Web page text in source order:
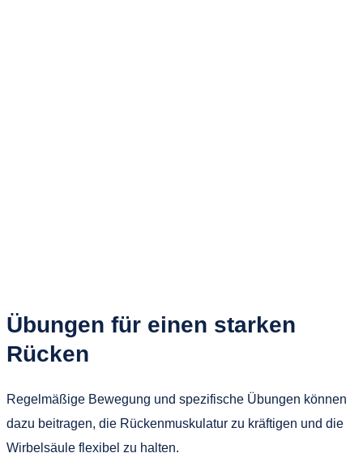
Übungen für einen starken
Rücken
Regelmäßige Bewegung und spezifische Übungen können
dazu beitragen, die Rückenmuskulatur zu kräftigen und die
Wirbelsäule flexibel zu halten.